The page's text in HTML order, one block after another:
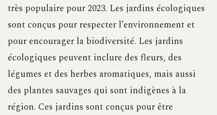
très populaire pour 2023. Les jardins écologiques
sont conçus pour respecter l’environnement et
pour encourager la biodiversité. Les jardins
écologiques peuvent inclure des fleurs, des
légumes et des herbes aromatiques, mais aussi
des plantes sauvages qui sont indigènes à la
région. Ces jardins sont conçus pour être